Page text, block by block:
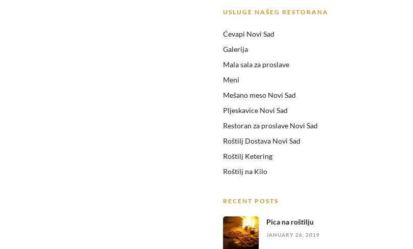
USLUGE NAŠEG RESTORANA
Ćevapi Novi Sad
Galerija
Mala sala za proslave
Meni
Mešano meso Novi Sad
Pljeskavice Novi Sad
Restoran za proslave Novi Sad
Roštilj Dostava Novi Sad
Roštilj Ketering
Roštilj na Kilo
RECENT POSTS
Pica na roštilju
JANUARY 26, 2019